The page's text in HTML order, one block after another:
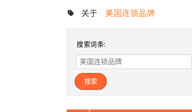
关于: 美国连锁品牌
搜索词条: